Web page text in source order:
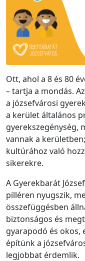
Ott, ahol a 8 és 80
– tartja a mondás.
a józsefvárosi
a kerület általános
gyerekszegénység,
vannak a
kultúrához való
sikerekre.
A Gyerekbarát
pilléren nyugszik,
összefüggésben
biztonságos és
gyarapodó és okos,
építünk a
legjobbat érdemlik.